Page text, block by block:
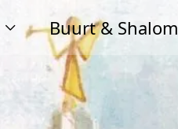
Buurt & Shalom